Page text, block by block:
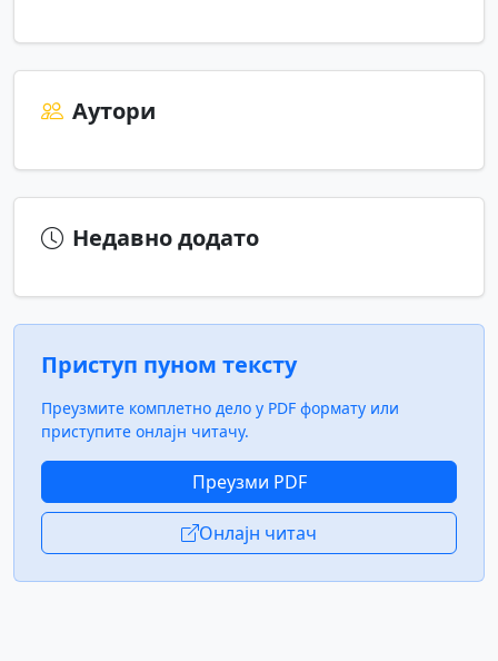
Аутори
Недавно додато
Приступ пуном тексту
Преузмите комплетно дело у PDF формату или
приступите онлајн читачу.
Преузми PDF
Онлајн читач